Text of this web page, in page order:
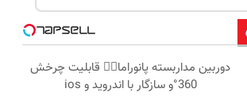
دوربین مداربسته پانوراما👈🏻 قابلیت چرخش
360°و سازگار با اندروید و ios